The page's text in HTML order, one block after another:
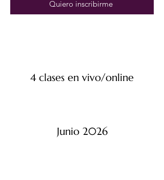
Quiero inscribirme
4 clases en vivo/online
Junio 2026